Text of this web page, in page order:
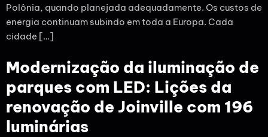
Polônia, quando planejada adequadamente. Os custos de
energia continuam subindo em toda a Europa. Cada
cidade […]
Modernização da iluminação de
parques com LED: Lições da
renovação de Joinville com 196
luminárias